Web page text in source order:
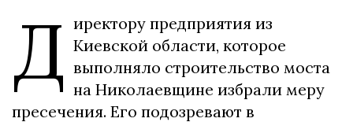
Д иректору предприятия из
Киевской области, которое
выполняло строительство моста
на Николаевщине избрали меру
пресечения. Его подозревают в